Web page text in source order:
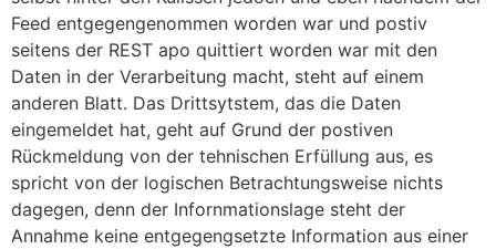
Feed entgegengenommen worden war und postiv
seitens der REST apo quittiert worden war mit den
Daten in der Verarbeitung macht, steht auf einem
anderen Blatt. Das Drittsytstem, das die Daten
eingemeldet hat, geht auf Grund der postiven
Rückmeldung von der tehnischen Erfüllung aus, es
spricht von der logischen Betrachtungsweise nichts
dagegen, denn der Infornmationslage steht der
Annahme keine entgegengsetzte Information aus einer